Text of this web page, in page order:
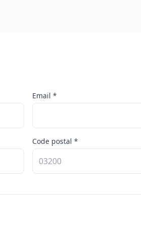
Email *
Code postal *